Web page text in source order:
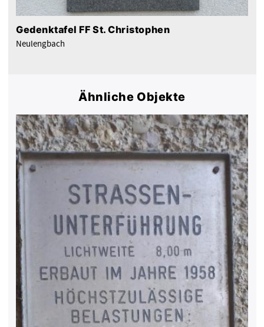
Gedenktafel FF St. Christophen
Neulengbach
Ähnliche Objekte